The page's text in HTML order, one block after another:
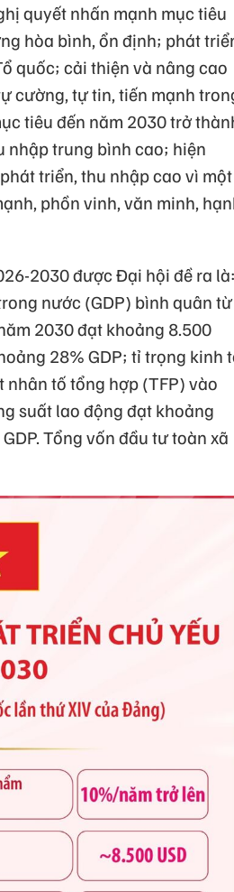
quyết nhấn mạnh mục tiêu
hòa bình, ổn định; phát
quốc; cải thiện và nâng cao
cường, tự tin, tiến mạnh
tiêu đến năm 2030 trở
nhập trung bình cao; hiện
triển, thu nhập cao vì một
phồn vinh, văn minh,
2030 được Đại hội đề ra là:
nước (GDP) bình quân từ
2030 đạt khoảng 8.500
28% GDP; tỉ trọng kinh
nhân tố tổng hợp (TFP) vào
suất lao động đạt khoảng
Tổng vốn đầu tư toàn xã